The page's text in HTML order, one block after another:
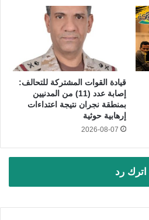
قيادة القوات المشتركة للتحالف:
إصابة عدد (11) من المدنيين
بمنطقة نجران نتيجة اعتداءات
إرهابية حوثية
2026-08-07
اترك رد